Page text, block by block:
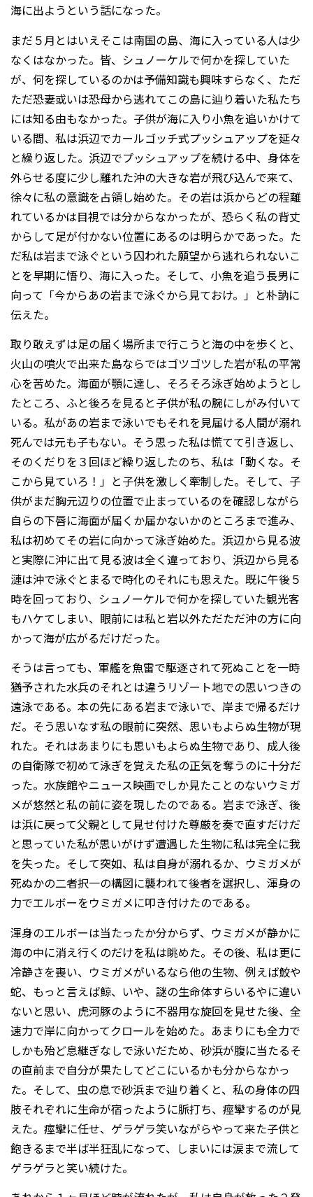
海に出ようという話になった。
まだ５月とはいえそこは南国の島、海に入っている人は少
なくはなかった。皆、シュノーケルで何かを探していた
が、何を探しているのかは予備知識も興味すらなく、ただ
ただ恐妻或いは恐母から逃れてこの島に辿り着いた私たち
には知る由もなかった。子供が海に入り小魚を追いかけて
いる間、私は浜辺でカールゴッチ式プッシュアップを延々
と繰り返した。浜辺でプッシュアップを続ける中、身体を
外らせる度に少し離れた沖の大きな岩が飛び込んで来て、
徐々に私の意識を占領し始めた。その岩は浜からどの程離
れているかは目視では分からなかったが、恐らく私の背丈
からして足が付かない位置にあるのは明らかであった。た
だ私は岩まで泳ぐという囚われた願望から逃れられないこ
とを早期に悟り、海に入った。そして、小魚を追う長男に
向って「今からあの岩まで泳ぐから見ておけ。」と朴訥に
伝えた。
取り敢えずは足の届く場所まで行こうと海の中を歩くと、
火山の噴火で出来た島ならではゴツゴツした岩が私の平常
心を苦めた。海面が顎に達し、そろそろ泳ぎ始めようとし
たところ、ふと後ろを見ると子供が私の腕にしがみ付いて
いる。私があの岩まで泳いでもそれを見届ける人間が溺れ
死んでは元も子もない。そう思った私は慌てて引き返し、
そのくだりを３回ほど繰り返したのち、私は「動くな。そ
こから見ていろ！」と子供を激しく牽制した。そして、子
供がまだ胸元辺りの位置で止まっているのを確認しながら
自らの下唇に海面が届くか届かないかのところまで進み、
私は初めてその岩に向かって泳ぎ始めた。浜辺から見る波
と実際に沖に出て見る波は全く違っており、浜辺から見る
漣は沖で泳ぐとまるで時化のそれにも思えた。既に午後５
時を回っており、シュノーケルで何かを探していた観光客
もハケてしまい、眼前には私と岩以外ただただ沖の方に向
かって海が広がるだけだった。
そうは言っても、軍艦を魚雷で駆逐されて死ぬことを一時
猶予された水兵のそれとは違うリゾート地での思いつきの
遠泳である。本の先にある岩まで泳いで、岸まで帰るだけ
だ。そう思いなす私の眼前に突然、思いもよらぬ生物が現
れた。それはあまりにも思いもよらぬ生物であり、成人後
の自衛隊で初めて泳ぎを覚えた私の正気を奪うのに十分だ
った。水族館やニュース映画でしか見たことのないウミガ
メが悠然と私の前に姿を現したのである。岩まで泳ぎ、後
は浜に戻って父親として見せ付けた尊厳を奏で直すだけだ
と思っていた私が思いがけず遭遇した生物に私は完全に我
を失った。そして突如、私は自身が溺れるか、ウミガメが
死ぬかの二者択一の構図に襲われて後者を選択し、渾身の
力でエルボーをウミガメに叩き付けたのである。
渾身のエルボーは当たったか分からず、ウミガメが静かに
海の中に消え行くのだけを私は眺めた。その後、私は更に
冷静さを喪い、ウミガメがいるなら他の生物、例えば鮫や
蛇、もっと言えば鯨、いや、謎の生命体すらいるやに違い
ないと思い、虎河豚のように不器用な旋回を見せた後、全
速力で岸に向かってクロールを始めた。あまりにも全力で
しかも殆ど息継ぎなしで泳いだため、砂浜が腹に当たるそ
の直前まで自分が果たしてどこにいるかも分からなかっ
た。そして、虫の息で砂浜まで辿り着くと、私の身体の四
肢それぞれに生命が宿ったように脈打ち、痙攣するのが見
えた。痙攣に任せ、ゲラゲラ笑いながらやって来た子供と
飽きるまで半ば半狂乱になって、しまいには涙まで流して
ゲラゲラと笑い続けた。